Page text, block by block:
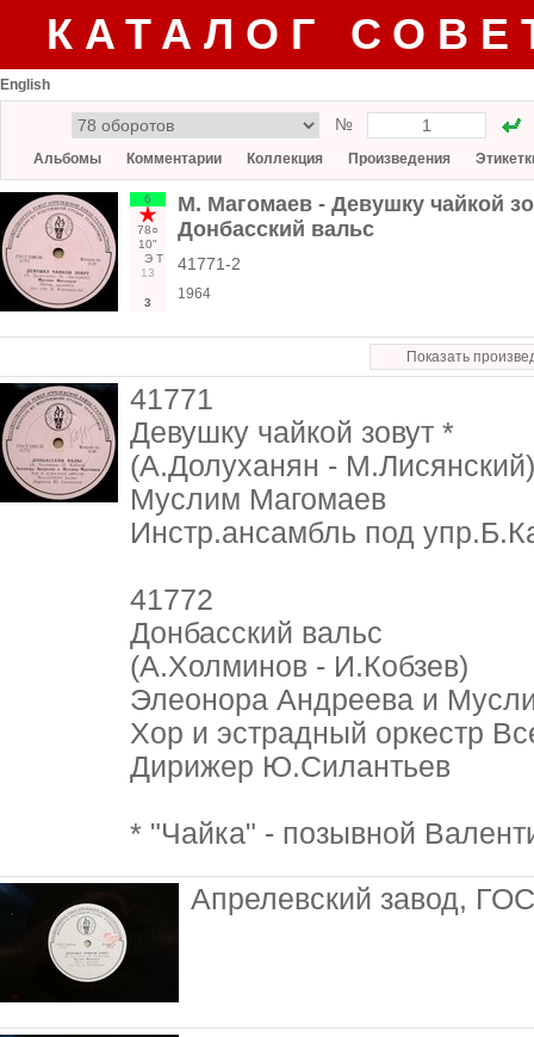
КАТАЛОГ
English
№
Альбомы Комментарии Коллекция Произведения
6
78○
10"
Э Т
13
3
М. Магомаев - Девушку чайкой
Донбасский вальс
41771-2
1964
Показать
41771
Девушку чайкой зовут *
(А.Долуханян - М.Лисянский)
Муслим Магомаев
Инстр.ансамбль под
41772
Донбасский вальс
(А.Холминов - И.Кобзев)
Элеонора Андреева и
Хор и эстрадный оркестр
Дирижер Ю.Силантьев
* "Чайка" - позывной
Апрелевский завод,